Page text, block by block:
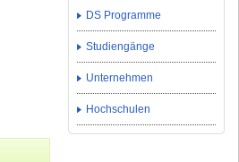
DS Programme
Studiengänge
Unternehmen
Hochschulen